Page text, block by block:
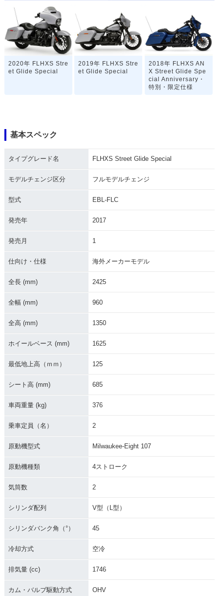
2020年 FLHXS Stre
et Glide Special
2019年 FLHXS Stre
et Glide Special
2018年 FLHXS AN
X Street Glide Spe
cial Anniversary・
特別・限定仕様
2018年 FLHXS Stre
2017年 FLHXS Stre
フルモデルチェンジ
2016年 FLHXS Stre
カラーチェンジ
et Glide Special・
新登場
基本スペック
タイプグレード名 FLHXS Street Glide Special
モデルチェンジ区分 フルモデルチェンジ
型式 EBL-FLC
発売年 2017
発売月 1
仕向け・仕様 海外メーカーモデル
全長 (mm) 2425
全幅 (mm) 960
全高 (mm) 1350
ホイールベース (mm) 1625
最低地上高（ｍｍ） 125
シート高 (mm) 685
車両重量 (kg) 376
乗車定員（名） 2
原動機型式 Milwaukee-Eight 107
原動機種類 4ストローク
気筒数 2
シリンダ配列 V型（L型）
シリンダバンク角（°） 45
冷却方式 空冷
排気量 (cc) 1746
カム・バルブ駆動方式 OHV